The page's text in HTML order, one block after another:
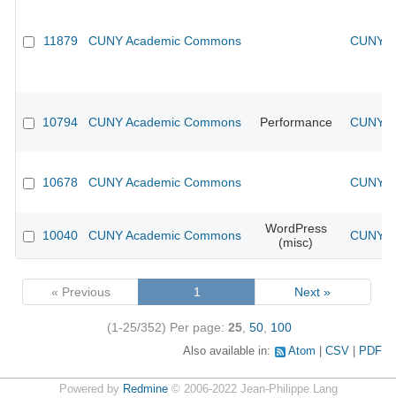
11879 CUNY Academic Commons CUNY
10794 CUNY Academic Commons Performance CUNY
10678 CUNY Academic Commons CUNY
10040 CUNY Academic Commons
WordPress
(misc)
CUNY
« Previous 1 Next »
(1-25/352) Per page: 25 50 100
Also available in: Atom CSV PDF
Powered by Redmine© 2006-2022 Jean-Philippe Lang